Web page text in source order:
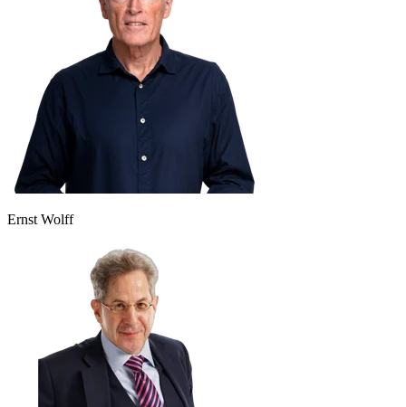
Ernst Wolff